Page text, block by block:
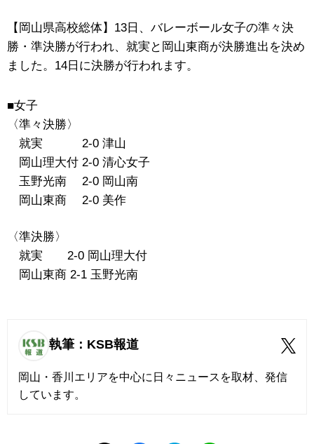
【岡山県高校総体】13日、バレーボール女子の準々決
勝・準決勝が行われ、就実と岡山東商が決勝進出を決め
ました。14日に決勝が行われます。
■女子
〈準々決勝〉
就実 2-0 津山
岡山理大付 2-0 清心女子
玉野光南 2-0 岡山南
岡山東商 2-0 美作
〈準決勝〉
就実 2-0 岡山理大付
岡山東商 2-1 玉野光南
執筆：KSB報道
岡山・香川エリアを中心に日々ニュースを取材、発信
しています。